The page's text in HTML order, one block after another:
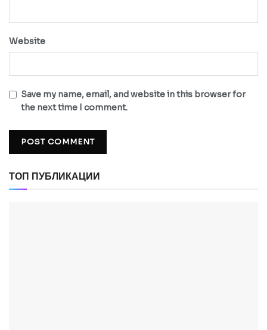
Website
Save my name, email, and website in this browser for
the next time I comment.
ТОП ПУБЛИКАЦИИ